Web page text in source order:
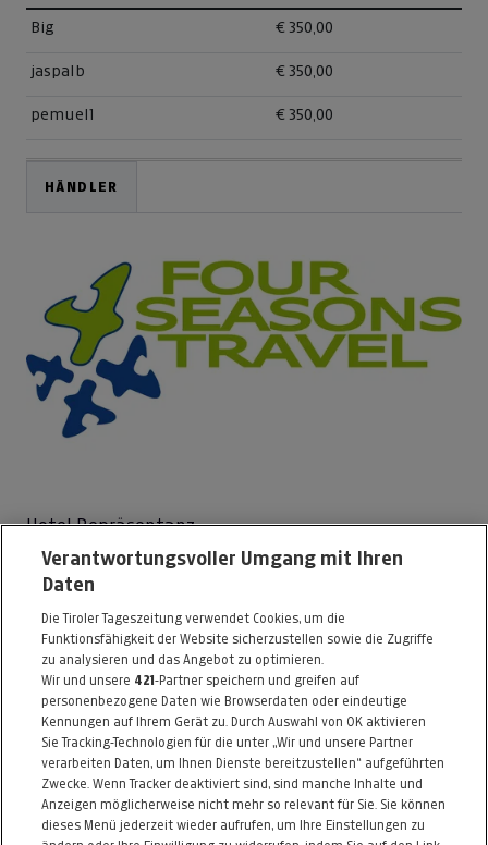
Big € 350,00
jaspalb € 350,00
pemuel1 € 350,00
HÄNDLER
Hotel Repräsentanz
Burgenlandstrasse 8
6020 Innsbruck
Telefon: 0512 / 58415718
E-Mail:office@airport-transfer.com
http://www.tirol-taxi.at
Alle Artikel des Händlers
Informationen zum Kaufvertrag
Verantwortungsvoller Umgang mit Ihren
Daten
Die Tiroler Tageszeitung verwendet Cookies, um die
Funktionsfähigkeit der Website sicherzustellen sowie die Zugriffe
zu analysieren und das Angebot zu optimieren.
Wir und unsere 421-Partner speichern und greifen auf
personenbezogene Daten wie Browserdaten oder eindeutige
Kennungen auf Ihrem Gerät zu. Durch Auswahl von OK aktivieren
Sie Tracking-Technologien für die unter „Wir und unsere Partner
verarbeiten Daten, um Ihnen Dienste bereitzustellen“ aufgeführten
Zwecke. Wenn Tracker deaktiviert sind, sind manche Inhalte und
Anzeigen möglicherweise nicht mehr so relevant für Sie. Sie können
dieses Menü jederzeit wieder aufrufen, um Ihre Einstellungen zu